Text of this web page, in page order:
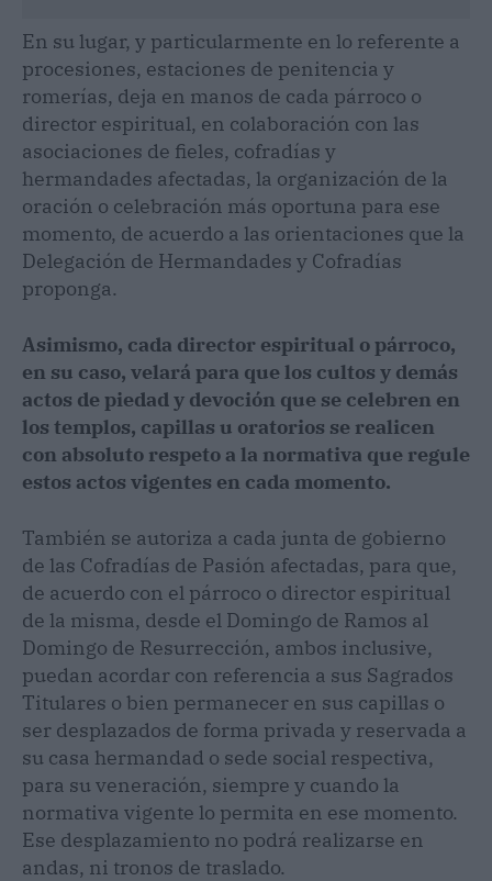
En su lugar, y particularmente en lo referente a
procesiones, estaciones de penitencia y
romerías, deja en manos de cada párroco o
director espiritual, en colaboración con las
asociaciones de fieles, cofradías y
hermandades afectadas, la organización de la
oración o celebración más oportuna para ese
momento, de acuerdo a las orientaciones que la
Delegación de Hermandades y Cofradías
proponga.
Asimismo, cada director espiritual o párroco,
en su caso, velará para que los cultos y demás
actos de piedad y devoción que se celebren en
los templos, capillas u oratorios se realicen
con absoluto respeto a la normativa que regule
estos actos vigentes en cada momento.
También se autoriza a cada junta de gobierno
de las Cofradías de Pasión afectadas, para que,
de acuerdo con el párroco o director espiritual
de la misma, desde el Domingo de Ramos al
Domingo de Resurrección, ambos inclusive,
puedan acordar con referencia a sus Sagrados
Titulares o bien permanecer en sus capillas o
ser desplazados de forma privada y reservada a
su casa hermandad o sede social respectiva,
para su veneración, siempre y cuando la
normativa vigente lo permita en ese momento.
Ese desplazamiento no podrá realizarse en
andas, ni tronos de traslado.